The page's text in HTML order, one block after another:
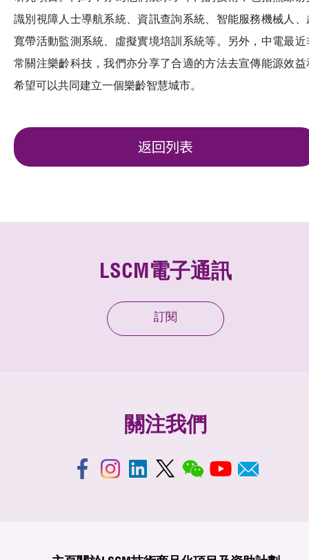
識別視障人士導航系統、資訊查詢系統、智能服務機械人、
寬帶活動監測系統、虛擬實境培訓系統等。另外，中電最近
常關注樂齡科技，我們亦分享了合適的方法去宣傳能源效益
希望可以共同建立一個樂齡智慧城市。
返回列表
LSCM電子通訊
訂閱
關注我們